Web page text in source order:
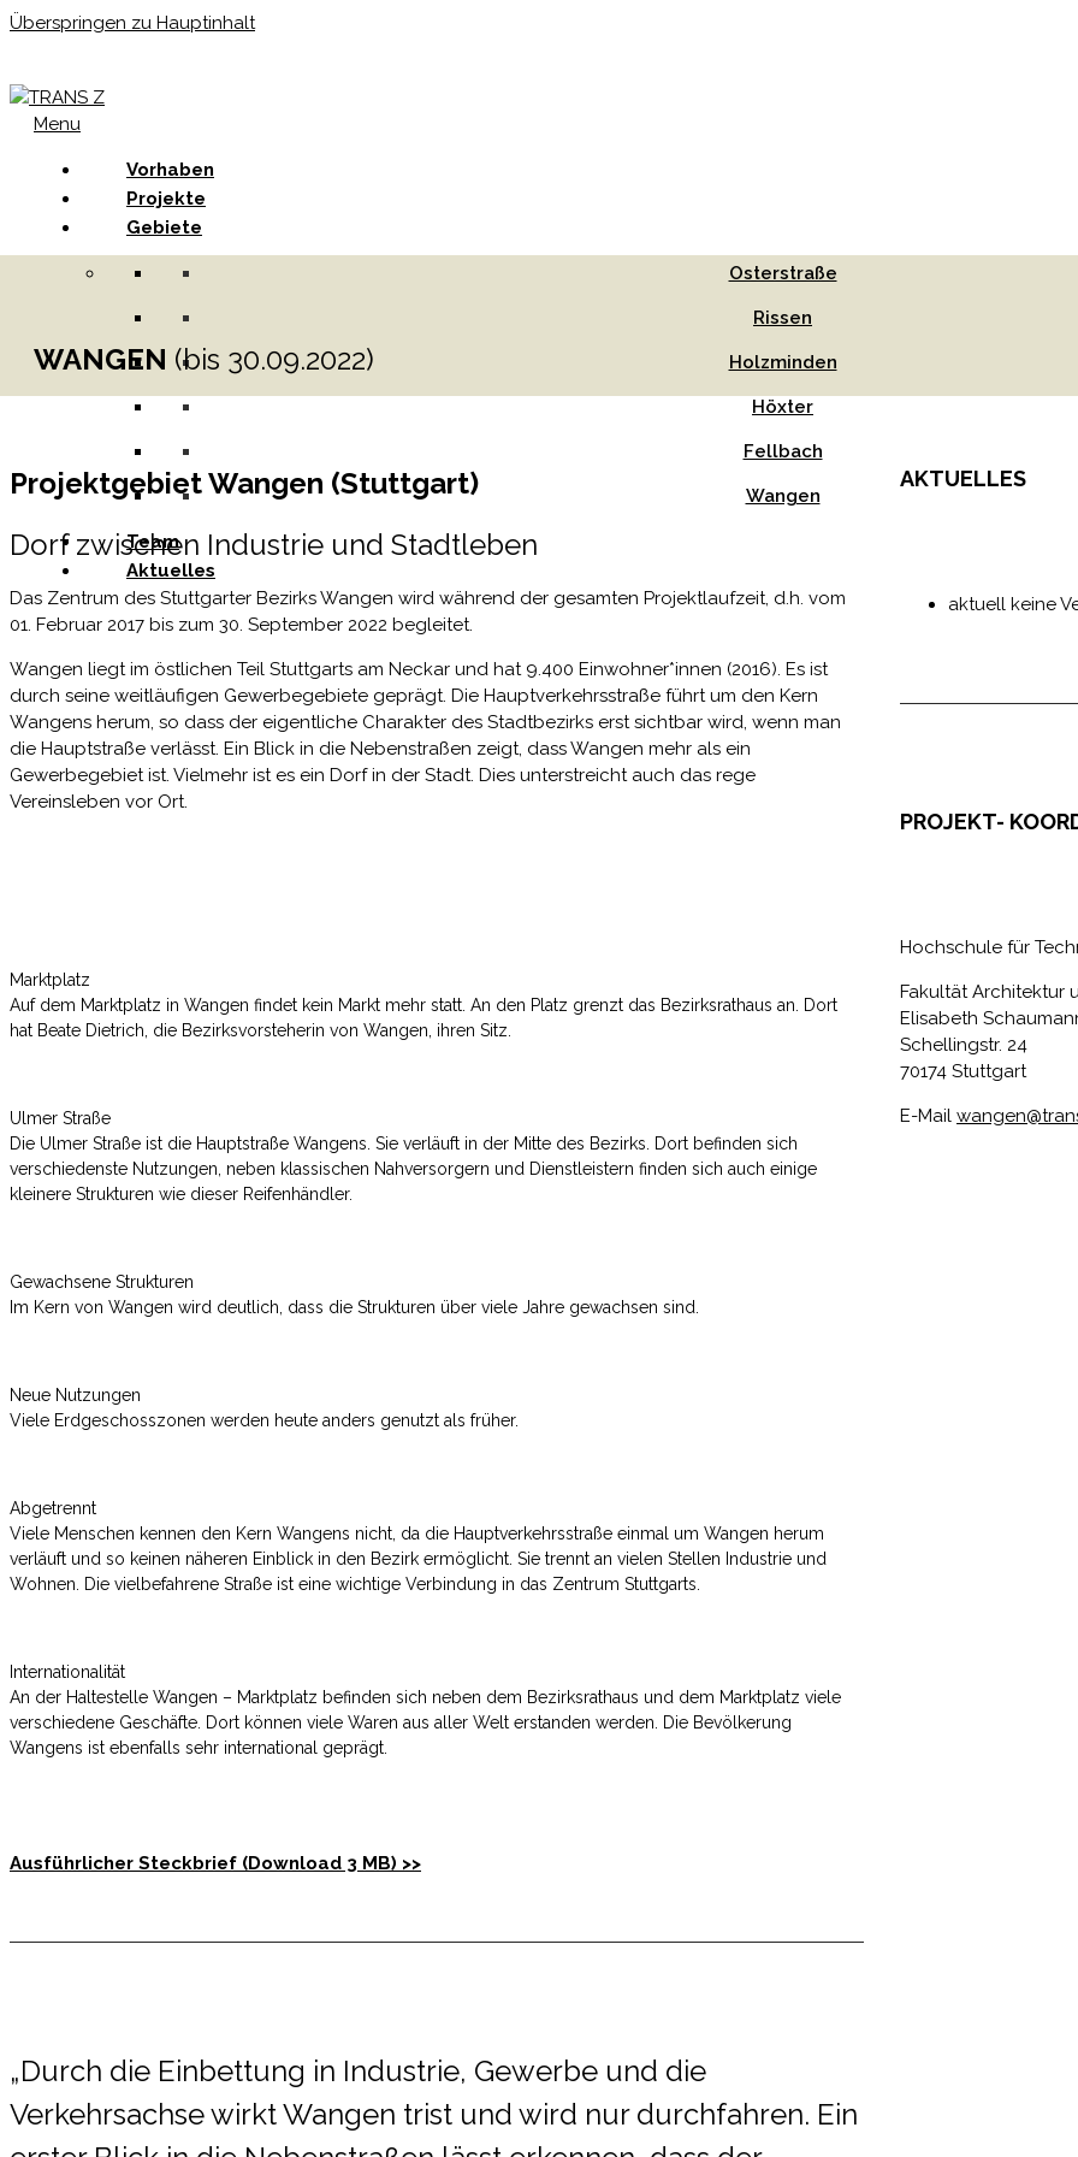
Überspringen zu Hauptinhalt
Menu
Vorhaben
Projekte
Gebiete
Osterstraße
Rissen
Holzminden
Höxter
Fellbach
Wangen
Team
Aktuelles
WANGEN (bis 30.09.2022)
Projektgebiet Wangen (Stuttgart)
Dorf zwischen Industrie und Stadtleben
Das Zentrum des Stuttgarter Bezirks Wangen wird während der gesamten Projektlaufzeit, d.h. vom
01. Februar 2017 bis zum 30. September 2022 begleitet.
Wangen liegt im östlichen Teil Stuttgarts am Neckar und hat 9.400 Einwohner*innen (2016). Es ist
durch seine weitläufigen Gewerbegebiete geprägt. Die Hauptverkehrsstraße führt um den Kern
Wangens herum, so dass der eigentliche Charakter des Stadtbezirks erst sichtbar wird, wenn man
die Hauptstraße verlässt. Ein Blick in die Nebenstraßen zeigt, dass Wangen mehr als ein
Gewerbegebiet ist. Vielmehr ist es ein Dorf in der Stadt. Dies unterstreicht auch das rege
Vereinsleben vor Ort.
Marktplatz
Auf dem Marktplatz in Wangen findet kein Markt mehr statt. An den Platz grenzt das Bezirksrathaus an. Dort
hat Beate Dietrich, die Bezirksvorsteherin von Wangen, ihren Sitz.
Ulmer Straße
Die Ulmer Straße ist die Hauptstraße Wangens. Sie verläuft in der Mitte des Bezirks. Dort befinden sich
verschiedenste Nutzungen, neben klassischen Nahversorgern und Dienstleistern finden sich auch einige
kleinere Strukturen wie dieser Reifenhändler.
Gewachsene Strukturen
Im Kern von Wangen wird deutlich, dass die Strukturen über viele Jahre gewachsen sind.
Neue Nutzungen
Viele Erdgeschosszonen werden heute anders genutzt als früher.
Abgetrennt
Viele Menschen kennen den Kern Wangens nicht, da die Hauptverkehrsstraße einmal um Wangen herum
verläuft und so keinen näheren Einblick in den Bezirk ermöglicht. Sie trennt an vielen Stellen Industrie und
Wohnen. Die vielbefahrene Straße ist eine wichtige Verbindung in das Zentrum Stuttgarts.
Internationalität
An der Haltestelle Wangen – Marktplatz befinden sich neben dem Bezirksrathaus und dem Marktplatz viele
verschiedene Geschäfte. Dort können viele Waren aus aller Welt erstanden werden. Die Bevölkerung
Wangens ist ebenfalls sehr international geprägt.
Ausführlicher Steckbrief (Download 3 MB) >>
„Durch die Einbettung in Industrie, Gewerbe und die
Verkehrsachse wirkt Wangen trist und wird nur durchfahren. Ein
AKTUELLES
aktuell keine
PROJEKT-
Hochschule für
Fakultät Architektur
Elisabeth
Schellingstr. 24
70174 Stuttgart
E-Mail